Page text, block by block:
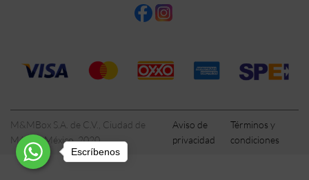
M&MBox S.A. de C.V., Ciudad de
México, México, 2020
Aviso de
privacidad
Términos y
condiciones
Escríbenos